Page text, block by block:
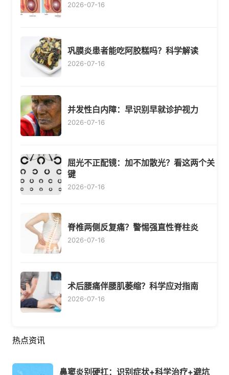
2026-07-16
巩膜炎患者能吃阿胶糕吗？科学解读
2026-07-16
并发性白内障：早识别早就诊护视力
2026-07-16
屈光不正配镜：加不加散光？看这两个关
键
2026-07-16
脊椎两侧反复痛？警惕强直性脊柱炎
2026-07-16
术后腰痛伴腰肌萎缩？科学应对指南
2026-07-16
热点资讯
鼻窦炎别硬扛：识别症状+科学治疗+避坑